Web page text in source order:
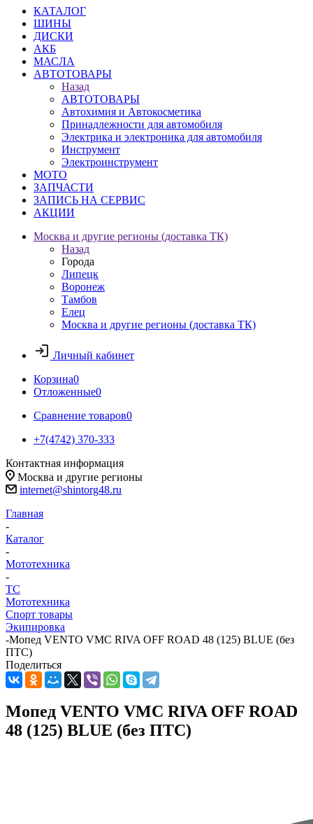
КАТАЛОГ
ШИНЫ
ДИСКИ
АКБ
МАСЛА
АВТОТОВАРЫ
Назад
АВТОТОВАРЫ
Автохимия и Автокосметика
Принадлежности для автомобиля
Электрика и электроника для автомобиля
Инструмент
Электроинструмент
МОТО
ЗАПЧАСТИ
ЗАПИСЬ НА СЕРВИС
АКЦИИ
Москва и другие регионы (доставка ТК)
Назад
Города
Липецк
Воронеж
Тамбов
Елец
Москва и другие регионы (доставка ТК)
Личный кабинет
Корзина0
Отложенные0
Сравнение товаров0
+7(4742) 370-333
Контактная информация
Москва и другие регионы
internet@shintorg48.ru
Главная
-
Каталог
-
Мототехника
-
ТС
Мототехника
Спорт товары
Экипировка
-Мопед VENTO VMC RIVA OFF ROAD 48 (125) BLUE (без
ПТС)
Поделиться
Мопед VENTO VMC RIVA OFF ROAD
48 (125) BLUE (без ПТС)